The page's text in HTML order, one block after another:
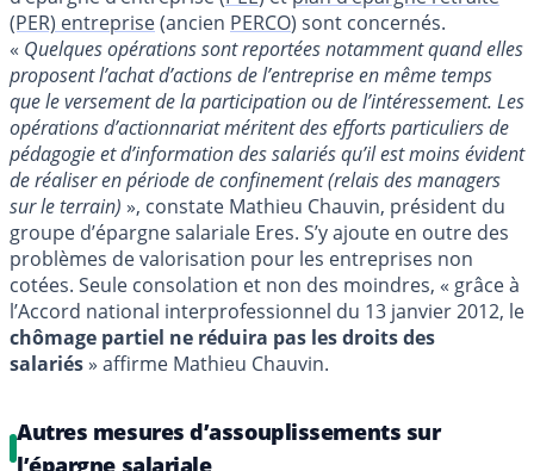
(PER) entreprise(ancien PERCO) sont concernés.
« Quelques opérations sont reportées notamment quand elles
proposent l’achat d’actions de l’entreprise en même temps
que le versement de la participation ou de l’intéressement. Les
opérations d’actionnariat méritent des efforts particuliers de
pédagogie et d’information des salariés qu’il est moins évident
de réaliser en période de confinement (relais des managers
sur le terrain) », constate Mathieu Chauvin, président du
groupe d’épargne salariale Eres. S’y ajoute en outre des
problèmes de valorisation pour les entreprises non
cotées. Seule consolation et non des moindres, « grâce à
l’Accord national interprofessionnel du 13 janvier 2012, le
chômage partiel ne réduira pas les droits des
salariés» affirme Mathieu Chauvin.
Autres mesures d’assouplissements sur
l’épargne salariale